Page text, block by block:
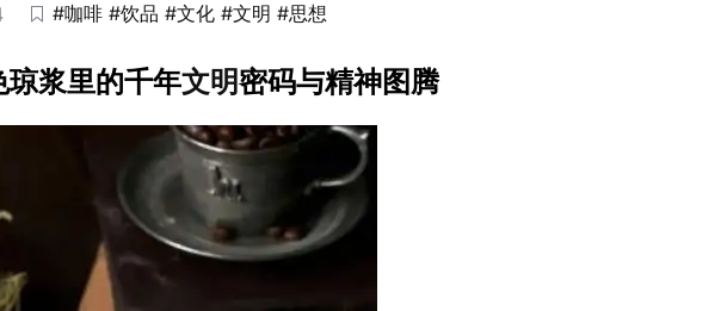
#咖啡 #饮品 #文化 #文明 #思想
浆里的千年文明密码与精神图腾